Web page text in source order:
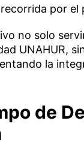
por el
no solo
UNAHUR,
la
de